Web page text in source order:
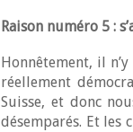
Raison numéro 5 :
Honnêtement, il
réellement
Suisse, et donc
désemparés. Et les